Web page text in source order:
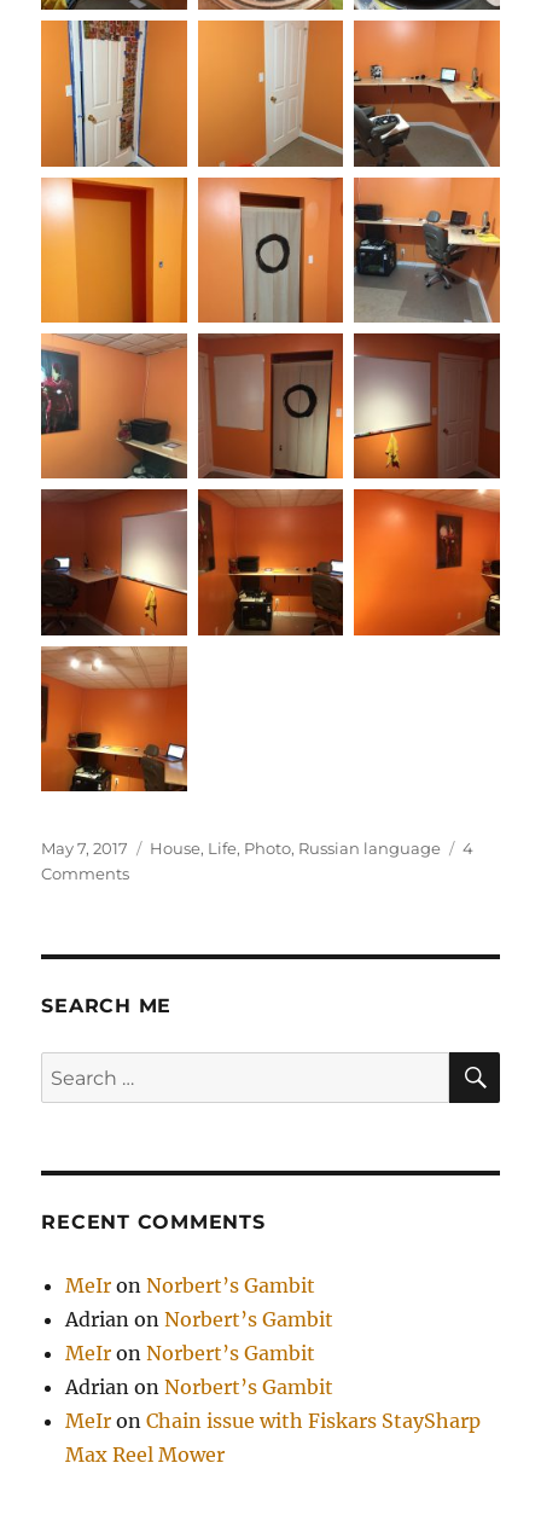
Posted
on
May 7, 2017 Categories
House, Life, Photo, Russian language
4
Commentson
прогресса
SEARCH ME
Search
for:
RECENT COMMENTS
MeIr onNorbert’s Gambit
Adrian onNorbert’s Gambit
MeIr onNorbert’s Gambit
Adrian onNorbert’s Gambit
MeIr onChain issue with Fiskars StaySharp
Max Reel Mower